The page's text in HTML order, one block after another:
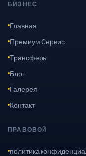
БИЗНЕС
Главная
Премиум Сервис
Трансферы
Блог
Галерея
Контакт
ПРАВОВОЙ
политика